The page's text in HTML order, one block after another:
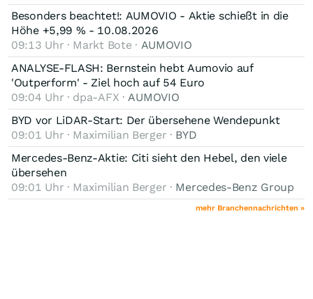
Besonders beachtet!: AUMOVIO - Aktie schießt in die
Höhe +5,99 % - 10.08.2026
09:13 Uhr · Markt Bote · AUMOVIO
ANALYSE-FLASH: Bernstein hebt Aumovio auf
'Outperform' - Ziel hoch auf 54 Euro
09:04 Uhr · dpa-AFX · AUMOVIO
BYD vor LiDAR-Start: Der übersehene Wendepunkt
09:01 Uhr · Maximilian Berger · BYD
Mercedes-Benz-Aktie: Citi sieht den Hebel, den viele
übersehen
09:01 Uhr · Maximilian Berger · Mercedes-Benz Group
mehr Branchennachrichten »